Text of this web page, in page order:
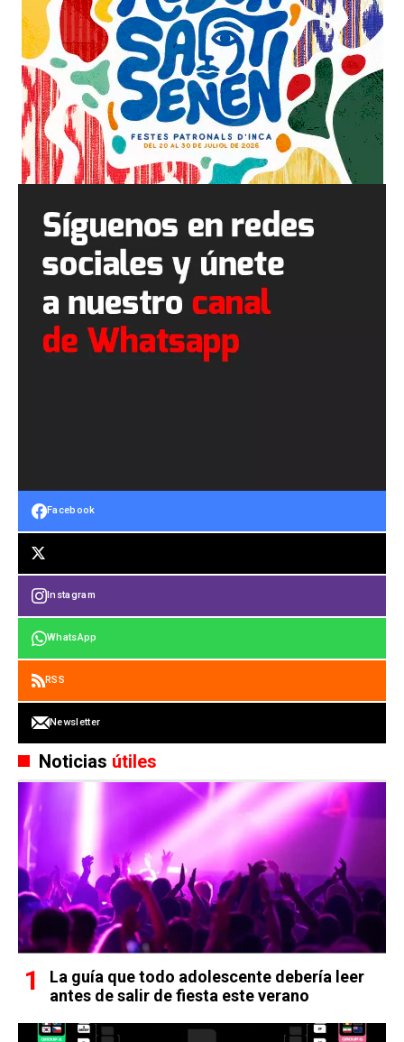
Facebook
Instagram
WhatsApp
RSS
Newsletter
Noticias útiles
La guía que todo adolescente debería leer
antes de salir de fiesta este verano